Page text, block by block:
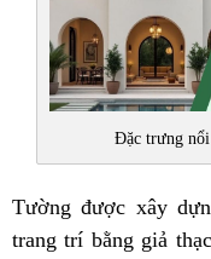
Đặc trưng
Tường được xây
trang trí bằng giả